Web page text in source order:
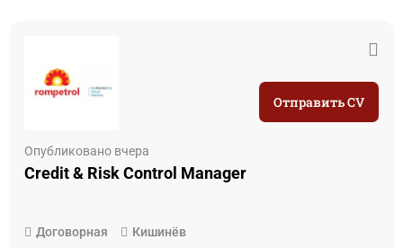
Опубликовано вчера
Credit & Risk Control Manager
Договорная Кишинёв
Отправить CV